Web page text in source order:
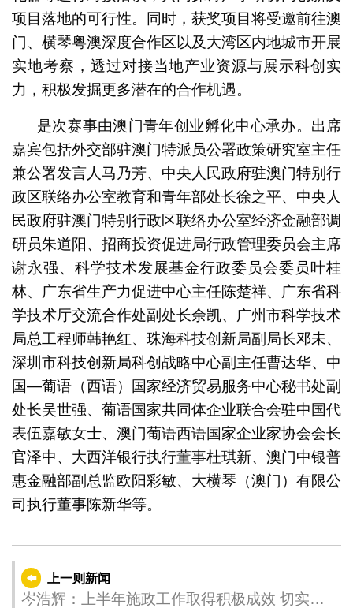
项目落地的可行性。同时，获奖项目将受邀前往澳
门、横琴粤澳深度合作区以及大湾区内地城市开展
实地考察，透过对接当地产业资源与展示科创实
力，积极发掘更多潜在的合作机遇。
是次赛事由澳门青年创业孵化中心承办。出席
嘉宾包括外交部驻澳门特派员公署政策研究室主任
兼公署发言人马乃芳、中央人民政府驻澳门特别行
政区联络办公室教育和青年部处长徐之平、中央人
民政府驻澳门特别行政区联络办公室经济金融部调
研员朱道阳、招商投资促进局行政管理委员会主席
谢永强、科学技术发展基金行政委员会委员叶桂
林、广东省生产力促进中心主任陈楚祥、广东省科
学技术厅交流合作处副处长余凯、广州市科学技术
局总工程师韩艳红、珠海科技创新局副局长邓未、
深圳市科技创新局科创战略中心副主任曹达华、中
国—葡语（西语）国家经济贸易服务中心秘书处副
处长吴世强、葡语国家共同体企业联合会驻中国代
表伍嘉敏女士、澳门葡语西语国家企业家协会会长
官泽中、大西洋银行执行董事杜琪新、澳门中银普
惠金融部副总监欧阳彩敏、大横琴（澳门）有限公
司执行董事陈新华等。
上一则新闻
岑浩辉：上半年施政工作取得积极成效 切实做